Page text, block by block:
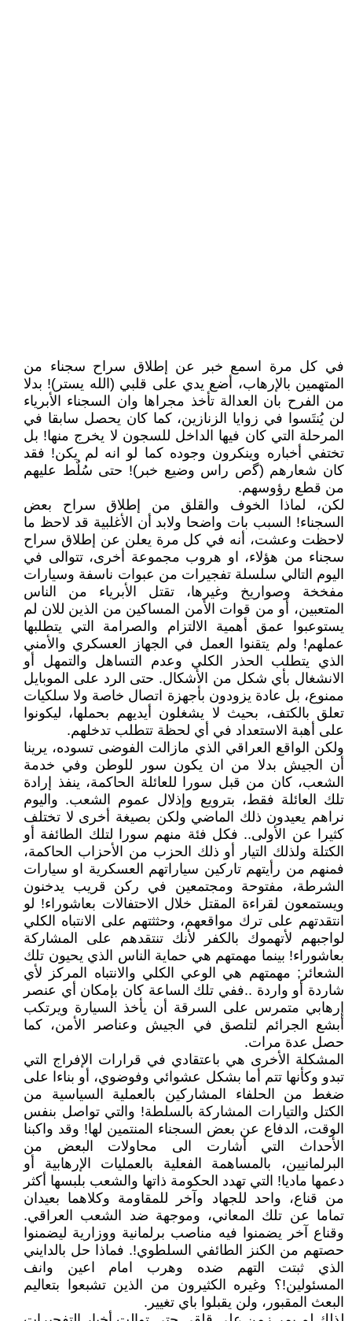
في كل مرة اسمع خبر عن إطلاق سراح سجناء من
المتهمين بالإرهاب، أضع يدي على قلبي (الله يستر)! بدلا
من الفرح بان العدالة تأخذ مجراها وان السجناء الأبرياء
لن يُنتَسوا في زوايا الزنازين، كما كان يحصل سابقا في
المرحلة التي كان فيها الداخل للسجون لا يخرج منها! بل
تختفي أخباره وينكرون وجوده كما لو انه لم يكن! فقد
كان شعارهم (ﮔص راس وضيع خبر)! حتى سُلٌط عليهم
من قطع رؤوسهم.
لكن، لماذا الخوف والقلق من إطلاق سراح بعض
السجناء! السبب بات واضحا ولابد أن الأغلبية قد لاحظ ما
لاحظت وعشت، أنه في كل مرة يعلن عن إطلاق سراح
سجناء من هؤلاء، او هروب مجموعة أخرى، تتوالى في
اليوم التالي سلسلة تفجيرات من عبوات ناسفة وسيارات
مفخخة وصواريخ وغيرها، تقتل الأبرياء من الناس
المتعبين، أو من قوات الأمن المساكين من الذين للان لم
يستوعبوا عمق أهمية الالتزام والصرامة التي يتطلبها
عملهم! ولم يتقنوا العمل في الجهاز العسكري والأمني
الذي يتطلب الحذر الكلي وعدم التساهل والتمهل أو
الانشغال بأي شكل من الأشكال. حتى الرد على الموبايل
ممنوع، بل عادة يزودون بأجهزة اتصال خاصة ولا سلكيات
تعلق بالكتف، بحيث لا يشغلون أيديهم بحملها، ليكونوا
على أهبة الاستعداد في أي لحظة تتطلب تدخلهم.
ولكن الواقع العراقي الذي مازالت الفوضى تسوده، يرينا
أن الجيش بدلا من ان يكون سور للوطن وفي خدمة
الشعب، كان من قبل سورا للعائلة الحاكمة، ينفذ إرادة
تلك العائلة فقط، بترويع وإذلال عموم الشعب. واليوم
نراهم يعيدون ذلك الماضي ولكن بصيغة أخرى لا تختلف
كثيرا عن الأولى.. فكل فئة منهم سورا لتلك الطائفة أو
الكتلة ولذلك التيار أو ذلك الحزب من الأحزاب الحاكمة،
فمنهم من رأيتهم تاركين سياراتهم العسكرية او سيارات
الشرطة، مفتوحة ومجتمعين في ركن قريب يدخنون
ويستمعون لقراءة المقتل خلال الاحتفالات بعاشوراء! لو
انتقدتهم على ترك مواقعهم، وحثثتهم على الانتباه الكلي
لواجبهم لأتهموك بالكفر لأنك تنتقدهم على المشاركة
بعاشوراء! بينما مهمتهم هي حماية الناس الذي يحيون تلك
الشعائر; مهمتهم هي الوعي الكلي والانتباه المركز لأي
شاردة أو واردة ..ففي تلك الساعة كان بإمكان أي عنصر
إرهابي متمرس على السرقة أن يأخذ السيارة ويرتكب
أبشع الجرائم لتلصق في الجيش وعناصر الأمن، كما
حصل عدة مرات.
المشكلة الأخرى هي باعتقادي في قرارات الإفراج التي
تبدو وكأنها تتم أما بشكل عشوائي وفوضوي، أو بناءا على
ضغط من الحلفاء المشاركين بالعملية السياسية من
الكتل والتيارات المشاركة بالسلطة! والتي تواصل بنفس
الوقت، الدفاع عن بعض السجناء المنتمين لها! وقد واكبنا
الأحداث التي أشارت الى محاولات البعض من
البرلمانيين، بالمساهمة الفعلية بالعمليات الإرهابية أو
دعمها ماديا! التي تهدد الحكومة ذاتها والشعب بلبسها أكثر
من قناع، واحد للجهاد وآخر للمقاومة وكلاهما بعيدان
تماما عن تلك المعاني، وموجهة ضد الشعب العراقي.
وقناع آخر يضمنوا فيه مناصب برلمانية ووزارية ليضمنوا
حصتهم من الكنز الطائفي السلطوي!. فماذا حل بالدايني
الذي ثبتت التهم ضده وهرب امام اعين وانف
المسئولين!؟ وغيره الكثيرون من الذين تشبعوا بتعاليم
البعث المقبور، ولن يقبلوا باي تغيير.